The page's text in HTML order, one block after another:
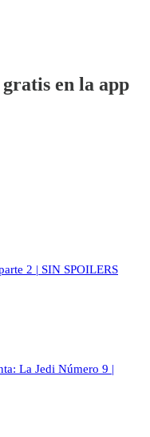
gratis en la app
2 | SIN SPOILERS
La Jedi Número 9 |